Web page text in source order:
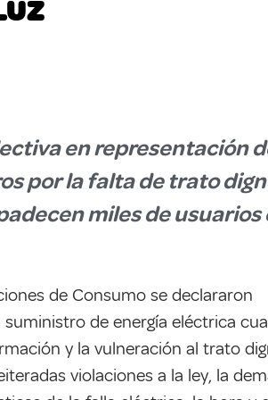
en representación
por la falta de trato
miles de usuarios
de Consumo se declararon
de energía eléctrica
y la vulneración al trato
violaciones a la ley, la